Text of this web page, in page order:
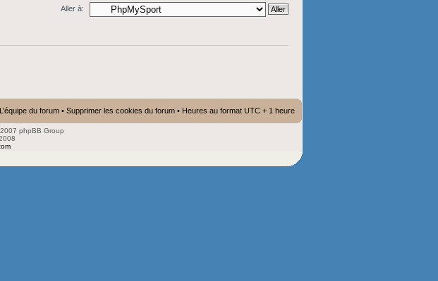
Aller à:
L’équipe du forum • Supprimer les cookies du forum • Heures au format UTC + 1 heure
phpBB Group